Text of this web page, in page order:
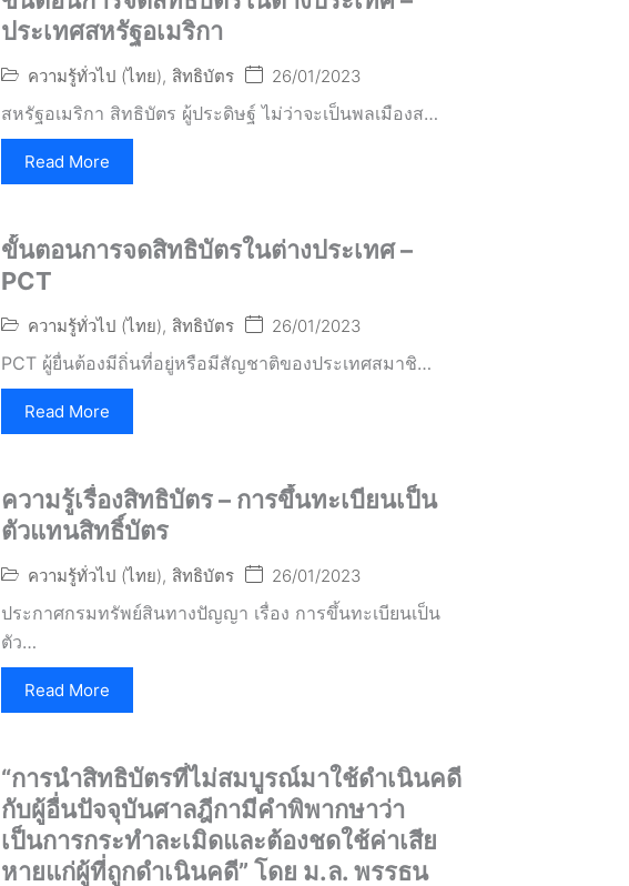
ประเทศสหรัฐอเมริกา
ความรู้ทั่วไป (ไทย), สิทธิบัตร 26/01/2023
สหรัฐอเมริกา สิทธิบัตร ผู้ประดิษฐ์ ไม่ว่าจะเป็นพลเมืองส…
Read More
ขั้นตอนการจดสิทธิบัตรในต่างประเทศ –
PCT
ความรู้ทั่วไป (ไทย), สิทธิบัตร 26/01/2023
PCT ผู้ยื่นต้องมีถิ่นที่อยู่หรือมีสัญชาติของประเทศสมาชิ…
Read More
ความรู้เรื่องสิทธิบัตร – การขึ้นทะเบียนเป็น
ตัวแทนสิทธิ์บัตร
ความรู้ทั่วไป (ไทย), สิทธิบัตร 26/01/2023
ประกาศกรมทรัพย์สินทางปัญญา เรื่อง การขึ้นทะเบียนเป็น
ตัว…
Read More
“การนำสิทธิบัตรที่ไม่สมบูรณ์มาใช้ดำเนินคดี
กับผู้อื่นปัจจุบันศาลฎีกามีคำพิพากษาว่า
เป็นการกระทำละเมิดและต้องชดใช้ค่าเสีย
หายแก่ผู้ที่ถูกดำเนินคดี” โดย ม.ล. พรรธน